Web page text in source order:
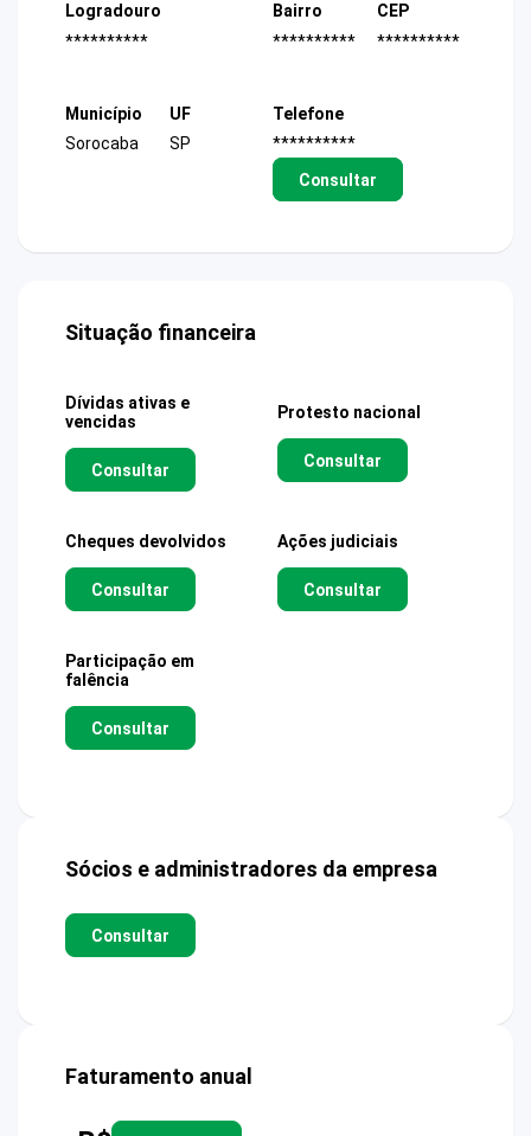
Logradouro
**********
Bairro
**********
CEP
**********
Município
Sorocaba
UF
SP
Telefone
**********
Consultar
Situação financeira
Dívidas ativas e
vencidas
Consultar
Protesto nacional
Consultar
Cheques devolvidos
Consultar
Ações judiciais
Consultar
Participação em
falência
Consultar
Sócios e administradores da empresa
Consultar
Faturamento anual